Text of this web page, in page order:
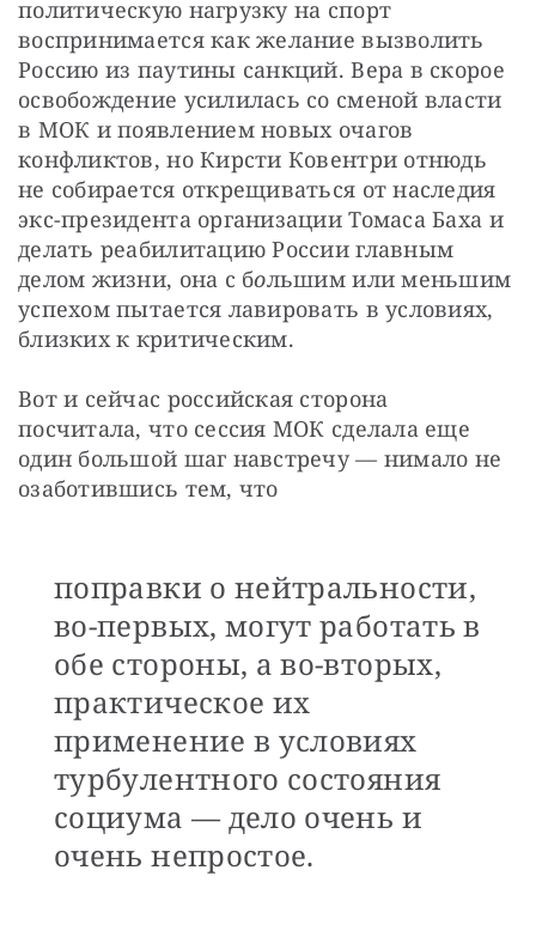
политическую нагрузку на спорт
воспринимается как желание вызволить
Россию из паутины санкций. Вера в скорое
освобождение усилилась со сменой власти
в МОК и появлением новых очагов
конфликтов, но Кирсти Ковентри отнюдь
не собирается открещиваться от наследия
экс-президента организации Томаса Баха и
делать реабилитацию России главным
делом жизни, она с большим или меньшим
успехом пытается лавировать в условиях,
близких к критическим.
Вот и сейчас российская сторона
посчитала, что сессия МОК сделала еще
один большой шаг навстречу — нимало не
озаботившись тем, что
поправки о нейтральности,
во-первых, могут работать в
обе стороны, а во-вторых,
практическое их
применение в условиях
турбулентного состояния
социума — дело очень и
очень непростое.